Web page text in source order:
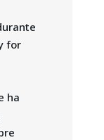
for
ha